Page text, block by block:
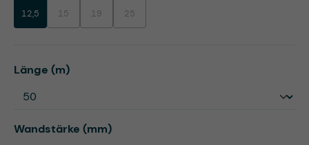
12,5 15(Diese Option ist zurzeit nicht verfügbar.)
19(Diese Option ist zurzeit nicht verfügbar.)
25(Diese Option ist zurzeit nicht verfügbar.)
Länge (m)auswählen
Wandstärke (mm)auswählen